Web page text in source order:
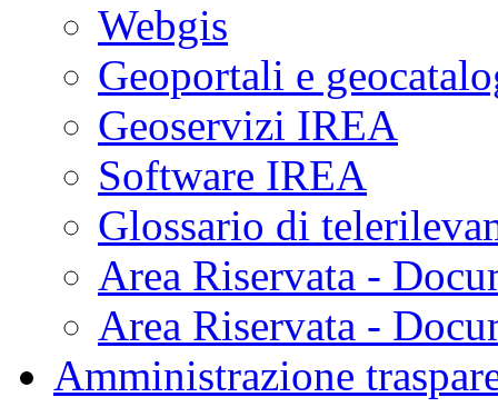
Webgis
Geoportali e
Geoservizi IREA
Software IREA
Glossario di
Area Riservata -
Area Riservata -
Amministrazione